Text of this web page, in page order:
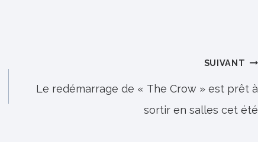
SUIVANT
Le redémarrage de « The Crow » est prêt à
sortir en salles cet été